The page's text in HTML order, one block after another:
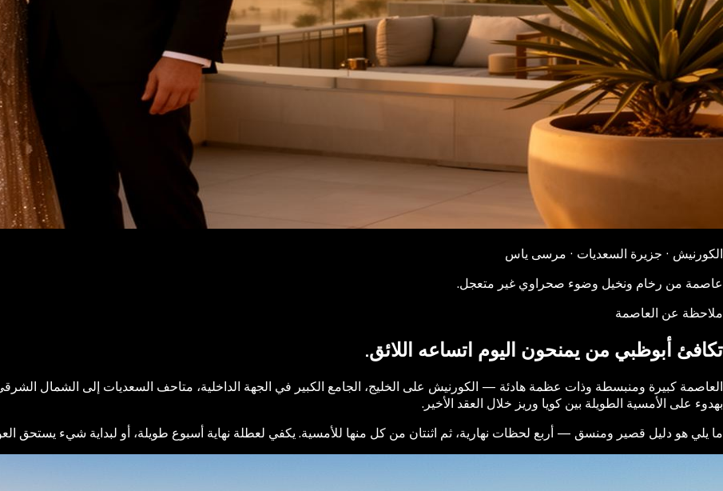
الكورنيش · جزيرة السعديات · مرسى ياس
عاصمة من رخام ونخيل وضوء صحراوي غير متعجل.
ملاحظة عن العاصمة
تكافئ أبوظبي من يمنحون اليوم اتساعه اللائق.
العاصمة كبيرة ومنبسطة وذات عظمة هادئة — الكورنيش على الخليج، الجامع الكبير في الجهة الداخلية، متاحف السعديات إلى الشمال
بهدوء على الأمسية الطويلة بين كويا وريز خلال العقد الأخير.
ما يلي هو دليل قصير ومنسق — أربع لحظات نهارية، ثم اثنتان من كل منها للأمسية. يكفي لعطلة نهاية أسبوع طويلة، أو لبداية شيء يستحق